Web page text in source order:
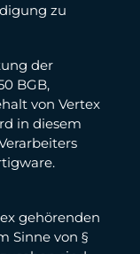
zu
der
BGB,
von Vertex
in diesem
gehörenden
Sinne von §